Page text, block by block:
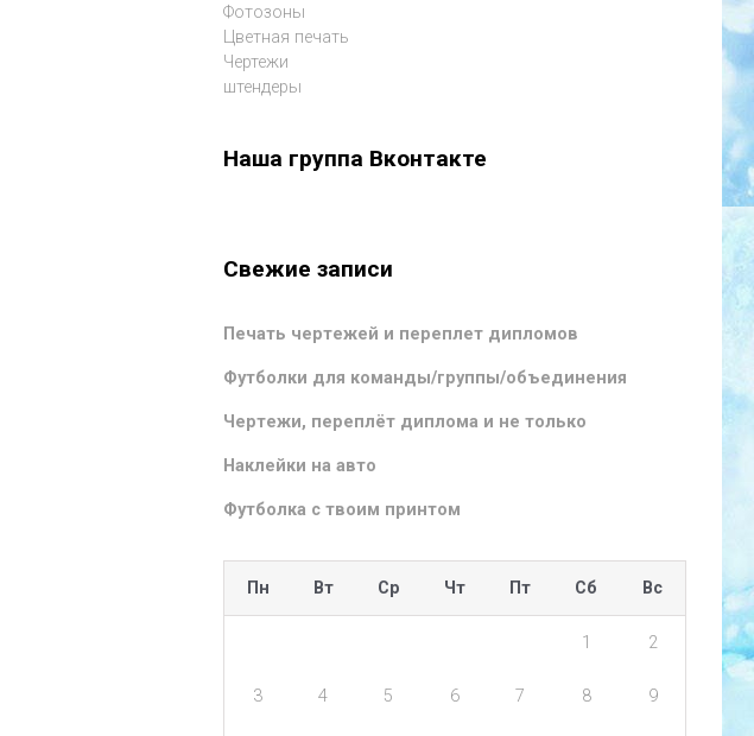
Фотозоны
Цветная печать
Чертежи
штендеры
Наша группа Вконтакте
Свежие записи
Печать чертежей и переплет дипломов
Футболки для команды/группы/объединения
Чертежи, переплёт диплома и не только
Наклейки на авто
Футболка с твоим принтом
Пн Вт Ср Чт Пт Сб Вс
1 2
3 4 5 6 7 8 9